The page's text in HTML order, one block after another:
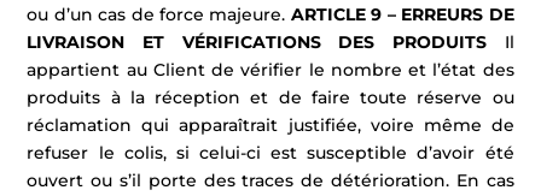
ou d’un cas de force majeure. ARTICLE 9 – ERREURS DE
LIVRAISON ET VÉRIFICATIONS DES PRODUITSIl
appartient au Client de vérifier le nombre et l’état des
produits à la réception et de faire toute réserve ou
réclamation qui apparaîtrait justifiée, voire même de
refuser le colis, si celui-ci est susceptible d’avoir été
ouvert ou s’il porte des traces de détérioration. En cas